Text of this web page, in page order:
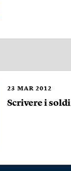
23 MAR 2012
Scrivere i soldi